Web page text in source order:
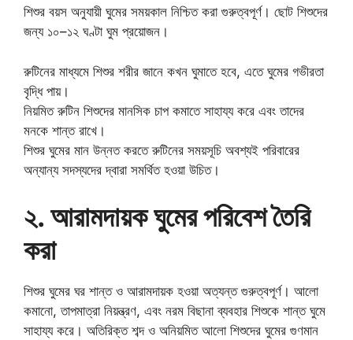
শিশুর বয়স অনুযায়ী ঘুমের সময়কাল নিশ্চিত করা গুরুত্বপূর্ণ। ছোট শিশুদের
জন্য ১০–১২ ঘণ্টা ঘুম প্রয়োজন।
রুটিনের মাধ্যমে শিশুর শরীর জানে কখন ঘুমাতে হবে, এতে ঘুমের গভীরতা
বৃদ্ধি পায়।
নিয়মিত রুটিন শিশুদের মানসিক চাপ কমাতে সাহায্য করে এবং তাদের
মনকে শান্ত রাখে।
শিশুর ঘুমের মান উন্নত করতে রুটিনের সময়সূচি অবশ্যই পরিবারের
অন্যান্য সদস্যদের দ্বারা সমর্থিত হওয়া উচিত।
২. আরামদায়ক ঘুমের পরিবেশ তৈরি
করা
শিশুর ঘুমের ঘর শান্ত ও আরামদায়ক হওয়া অত্যন্ত গুরুত্বপূর্ণ। আলো
কমানো, তাপমাত্রা নিয়ন্ত্রণ, এবং নরম বিছানা ব্যবহার শিশুকে শান্ত ঘুমে
সাহায্য করে। অতিরিক্ত শব্দ ও অনিয়মিত আলো শিশুদের ঘুমের গুণমান